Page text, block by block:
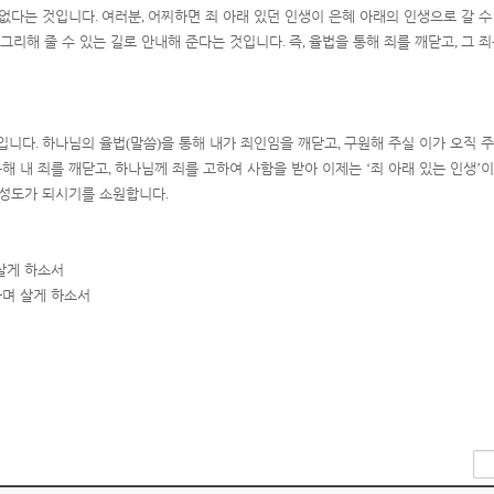
다는 것입니다. 여러분, 어찌하면 죄 아래 있던 인생이 은혜 아래의 인생으로 갈
리해 줄 수 있는 길로 안내해 준다는 것입니다. 즉, 율법을 통해 죄를 깨닫고, 그
니다. 하나님의 율법(말씀)을 통해 내가 죄인임을 깨닫고, 구원해 주실 이가 오직
내 죄를 깨닫고, 하나님께 죄를 고하여 사함을 받아 이제는 ‘죄 아래 있는 인생’
도가 되시기를 소원합니다.
게 하소서
살게 하소서